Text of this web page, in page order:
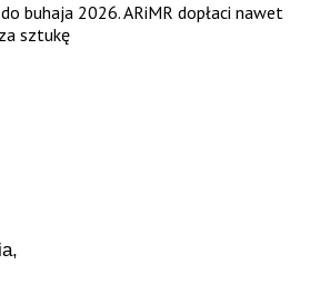
buhaja 2026. ARiMR dopłaci nawet
sztukę